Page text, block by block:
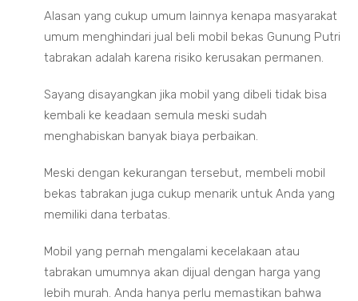
Alasan yang cukup umum lainnya kenapa masyarakat
umum menghindari jual beli mobil bekas Gunung Putri
tabrakan adalah karena risiko kerusakan permanen.
Sayang disayangkan jika mobil yang dibeli tidak bisa
kembali ke keadaan semula meski sudah
menghabiskan banyak biaya perbaikan.
Meski dengan kekurangan tersebut, membeli mobil
bekas tabrakan juga cukup menarik untuk Anda yang
memiliki dana terbatas.
Mobil yang pernah mengalami kecelakaan atau
tabrakan umumnya akan dijual dengan harga yang
lebih murah. Anda hanya perlu memastikan bahwa